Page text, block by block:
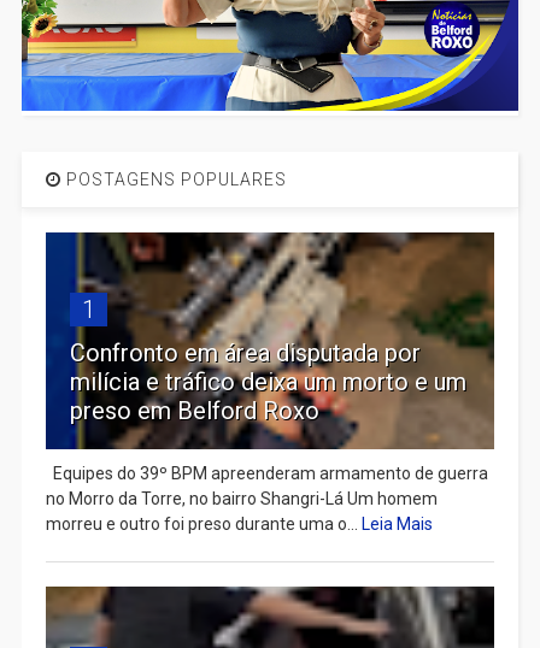
POSTAGENS POPULARES
1
Confronto em área disputada por
milícia e tráfico deixa um morto e um
preso em Belford Roxo
Equipes do 39º BPM apreenderam armamento de guerra
no Morro da Torre, no bairro Shangri-Lá Um homem
morreu e outro foi preso durante uma o...
Leia Mais